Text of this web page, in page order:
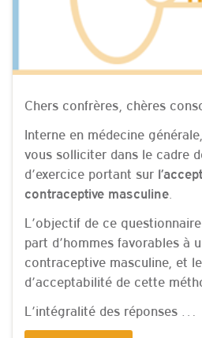
Chers confrères, chères
Interne en médecine
vous solliciter dans le cadre
d’exercice portant sur
contraceptive masculine
L’objectif de ce
part d’hommes favorables à
contraceptive masculine, et
d’acceptabilité de cette
L’intégralité des réponses …